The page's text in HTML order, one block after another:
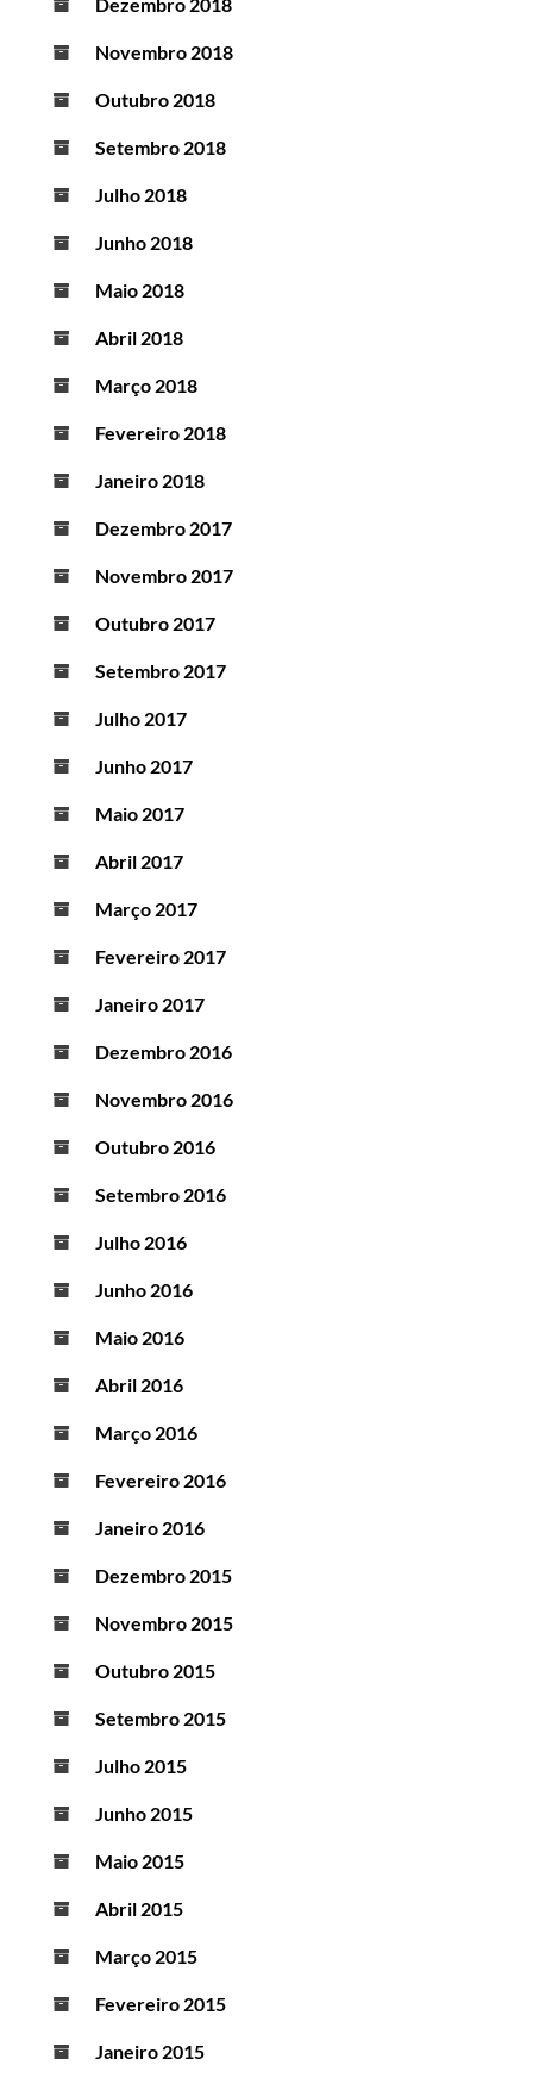
Novembro 2018
Outubro 2018
Setembro 2018
Julho 2018
Junho 2018
Maio 2018
Abril 2018
Março 2018
Fevereiro 2018
Janeiro 2018
Dezembro 2017
Novembro 2017
Outubro 2017
Setembro 2017
Julho 2017
Junho 2017
Maio 2017
Abril 2017
Março 2017
Fevereiro 2017
Janeiro 2017
Dezembro 2016
Novembro 2016
Outubro 2016
Setembro 2016
Julho 2016
Junho 2016
Maio 2016
Abril 2016
Março 2016
Fevereiro 2016
Janeiro 2016
Dezembro 2015
Novembro 2015
Outubro 2015
Setembro 2015
Julho 2015
Junho 2015
Maio 2015
Abril 2015
Março 2015
Fevereiro 2015
Janeiro 2015